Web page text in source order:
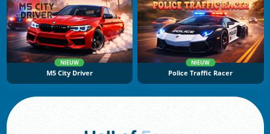
NIEUW
M5 City Driver
NIEUW
Police Traffic Racer